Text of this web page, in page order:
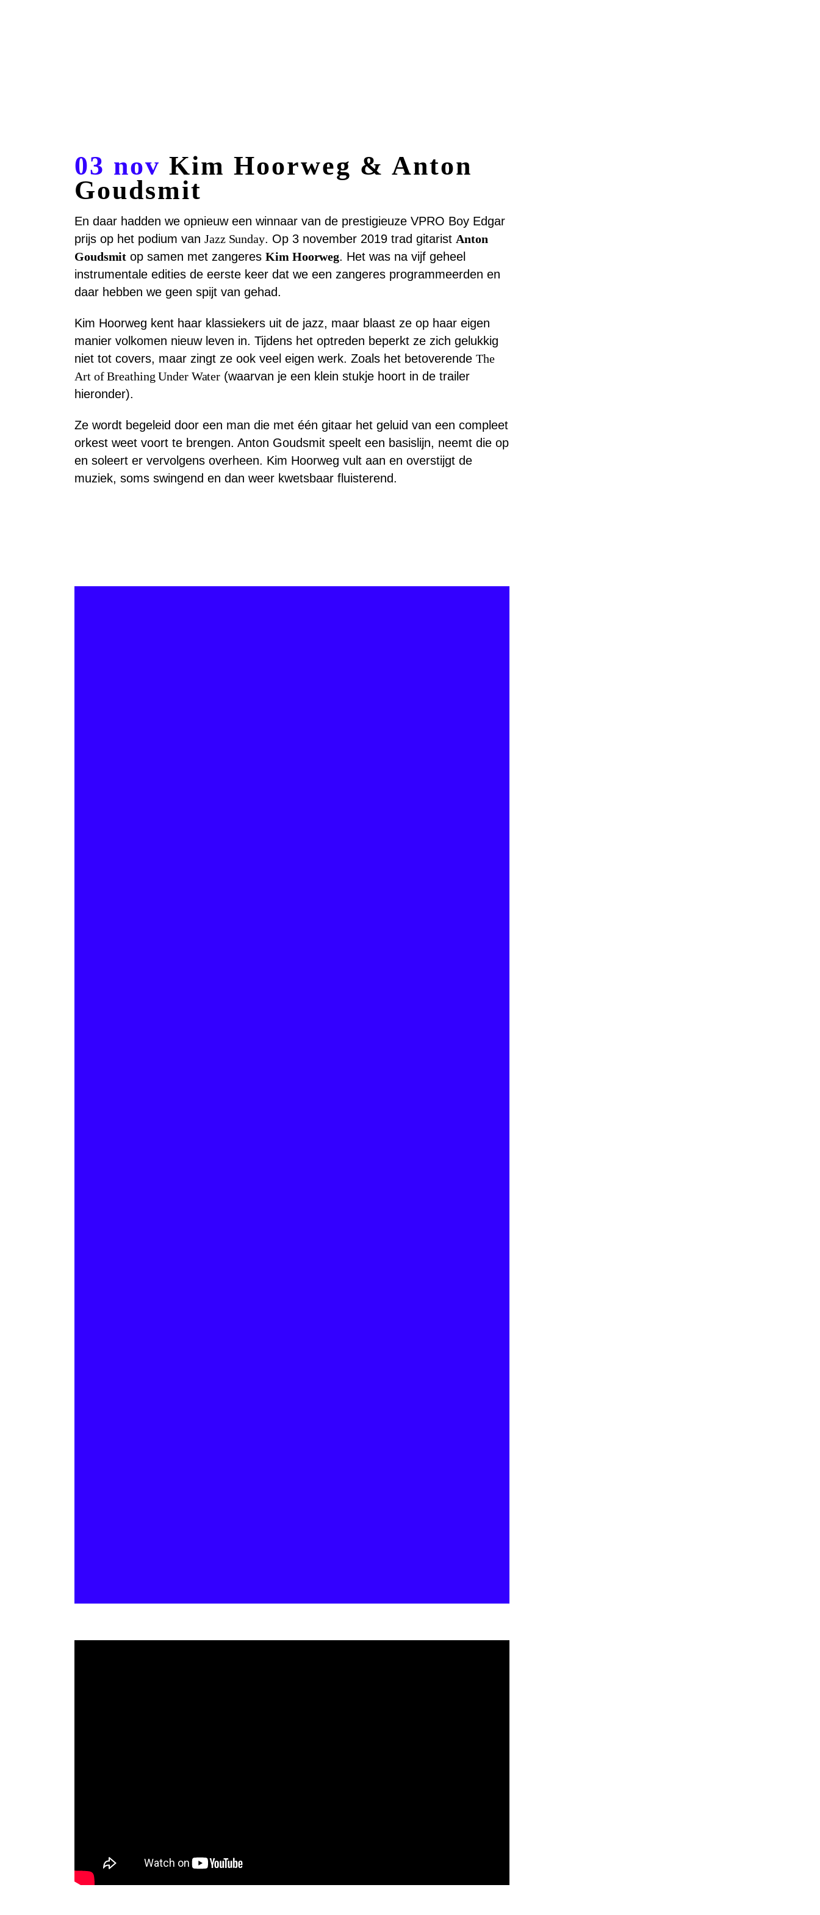
03 nov Kim Hoorweg & Anton
Goudsmit
En daar hadden we opnieuw een winnaar van de prestigieuze VPRO Boy Edgar
prijs op het podium van Jazz Sunday. Op 3 november 2019 trad gitarist Anton
Goudsmit op samen met zangeresKim Hoorweg. Het was na vijf geheel
instrumentale edities de eerste keer dat we een zangeres programmeerden en
daar hebben we geen spijt van gehad.
Kim Hoorweg kent haar klassiekers uit de jazz, maar blaast ze op haar eigen
manier volkomen nieuw leven in. Tijdens het optreden beperkt ze zich gelukkig
niet tot covers, maar zingt ze ook veel eigen werk. Zoals het betoverende The
Art of Breathing Under Water (waarvan je een klein stukje hoort in de trailer
hieronder).
Ze wordt begeleid door een man die met één gitaar het geluid van een compleet
orkest weet voort te brengen. Anton Goudsmit speelt een basislijn, neemt die op
en soleert er vervolgens overheen. Kim Hoorweg vult aan en overstijgt de
muziek, soms swingend en dan weer kwetsbaar fluisterend.